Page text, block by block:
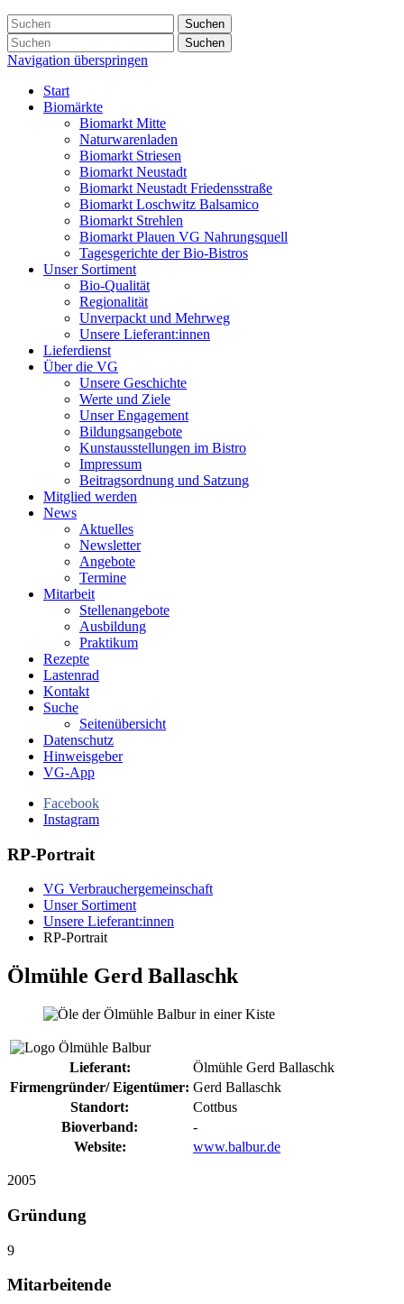
Suchen
Suchen
Navigation überspringen
Start
Biomärkte
Biomarkt Mitte
Naturwarenladen
Biomarkt Striesen
Biomarkt Neustadt
Biomarkt Neustadt Friedensstraße
Biomarkt Loschwitz Balsamico
Biomarkt Strehlen
Biomarkt Plauen VG Nahrungsquell
Tagesgerichte der Bio-Bistros
Unser Sortiment
Bio-Qualität
Regionalität
Unverpackt und Mehrweg
Unsere Lieferant:innen
Lieferdienst
Über die VG
Unsere Geschichte
Werte und Ziele
Unser Engagement
Bildungsangebote
Kunstausstellungen im Bistro
Impressum
Beitragsordnung und Satzung
Mitglied werden
News
Aktuelles
Newsletter
Angebote
Termine
Mitarbeit
Stellenangebote
Ausbildung
Praktikum
Rezepte
Lastenrad
Kontakt
Suche
Seitenübersicht
Datenschutz
Hinweisgeber
VG-App
Facebook
Instagram
RP-Portrait
VG Verbrauchergemeinschaft
Unser Sortiment
Unsere Lieferant:innen
RP-Portrait
Ölmühle Gerd Ballaschk
Lieferant:
Ölmühle Gerd Ballaschk
Firmengründer/ Eigentümer: Gerd Ballaschk
Standort:
Cottbus
Bioverband:
-
Website:
www.balbur.de
2005
Gründung
9
Mitarbeitende